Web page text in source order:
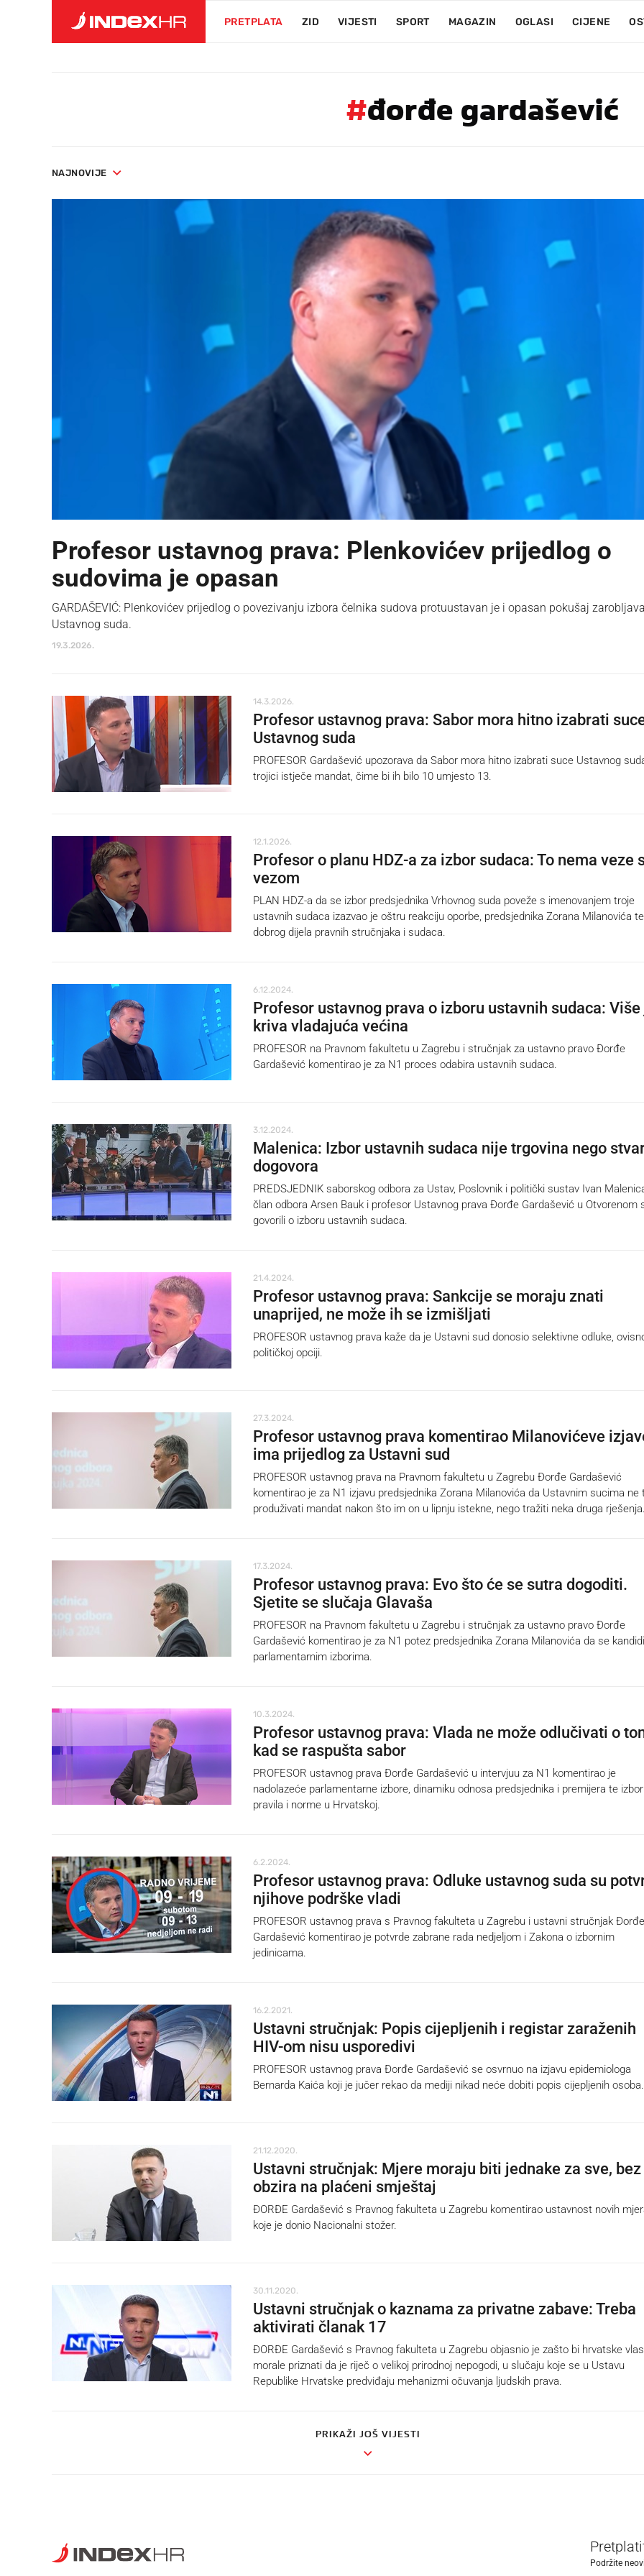
PRETPLATA ZID VIJESTI SPORT MAGAZIN OGLASI CIJENE
#đorđe gardašević
NAJNOVIJE
Profesor ustavnog prava: Plenkovićev prijedlog o
sudovima je opasan
GARDAŠEVIĆ: Plenkovićev prijedlog o povezivanju izbora čelnika sudova protuustavan je i opasan pokušaj
Ustavnog suda.
19.3.2026.
14.3.2026.
Profesor ustavnog prava: Sabor mora hitno izabrati
Ustavnog suda
PROFESOR Gardašević upozorava da Sabor mora hitno izabrati suce Ustavnog
trojici istječe mandat, čime bi ih bilo 10 umjesto 13.
12.1.2026.
Profesor o planu HDZ-a za izbor sudaca: To nema veze
vezom
PLAN HDZ-a da se izbor predsjednika Vrhovnog suda poveže s imenovanjem troje
ustavnih sudaca izazvao je oštru reakciju oporbe, predsjednika Zorana Milanovića te
dobrog dijela pravnih stručnjaka i sudaca.
6.12.2024.
Profesor ustavnog prava o izboru ustavnih sudaca: Više
kriva vladajuća većina
PROFESOR na Pravnom fakultetu u Zagrebu i stručnjak za ustavno pravo Đorđe
Gardašević komentirao je za N1 proces odabira ustavnih sudaca.
3.12.2024.
Malenica: Izbor ustavnih sudaca nije trgovina nego
dogovora
PREDSJEDNIK saborskog odbora za Ustav, Poslovnik i politički sustav Ivan
član odbora Arsen Bauk i profesor Ustavnog prava Đorđe Gardašević u Otvorenom
govorili o izboru ustavnih sudaca.
21.4.2024.
Profesor ustavnog prava: Sankcije se moraju znati
unaprijed, ne može ih se izmišljati
PROFESOR ustavnog prava kaže da je Ustavni sud donosio selektivne odluke,
političkoj opciji.
27.3.2024.
Profesor ustavnog prava komentirao Milanovićeve
ima prijedlog za Ustavni sud
PROFESOR ustavnog prava na Pravnom fakultetu u Zagrebu Đorđe Gardašević
komentirao je za N1 izjavu predsjednika Zorana Milanovića da Ustavnim sucima ne
produživati mandat nakon što im on u lipnju istekne, nego tražiti neka druga
17.3.2024.
Profesor ustavnog prava: Evo što će se sutra dogoditi.
Sjetite se slučaja Glavaša
PROFESOR na Pravnom fakultetu u Zagrebu i stručnjak za ustavno pravo Đorđe
Gardašević komentirao je za N1 potez predsjednika Zorana Milanovića da se
parlamentarnim izborima.
10.3.2024.
Profesor ustavnog prava: Vlada ne može odlučivati o
kad se raspušta sabor
PROFESOR ustavnog prava Đorđe Gardašević u intervjuu za N1 komentirao je
nadolazeće parlamentarne izbore, dinamiku odnosa predsjednika i premijera te
pravila i norme u Hrvatskoj.
6.2.2024.
Profesor ustavnog prava: Odluke ustavnog suda su
njihove podrške vladi
PROFESOR ustavnog prava s Pravnog fakulteta u Zagrebu i ustavni stručnjak Đorđe
Gardašević komentirao je potvrde zabrane rada nedjeljom i Zakona o izbornim
jedinicama.
16.2.2021.
Ustavni stručnjak: Popis cijepljenih i registar zaraženih
HIV-om nisu usporedivi
PROFESOR ustavnog prava Đorđe Gardašević se osvrnuo na izjavu epidemiologa
Bernarda Kaića koji je jučer rekao da mediji nikad neće dobiti popis cijepljenih osoba.
21.12.2020.
Ustavni stručnjak: Mjere moraju biti jednake za sve, bez
obzira na plaćeni smještaj
ĐORĐE Gardašević s Pravnog fakulteta u Zagrebu komentirao ustavnost novih
koje je donio Nacionalni stožer.
30.11.2020.
Ustavni stručnjak o kaznama za privatne zabave: Treba
aktivirati članak 17
ĐORĐE Gardašević s Pravnog fakulteta u Zagrebu objasnio je zašto bi hrvatske
morale priznati da je riječ o velikoj prirodnoj nepogodi, u slučaju koje se u Ustavu
Republike Hrvatske predviđaju mehanizmi očuvanja ljudskih prava.
PRIKAŽI JOŠ VIJESTI
Podržite